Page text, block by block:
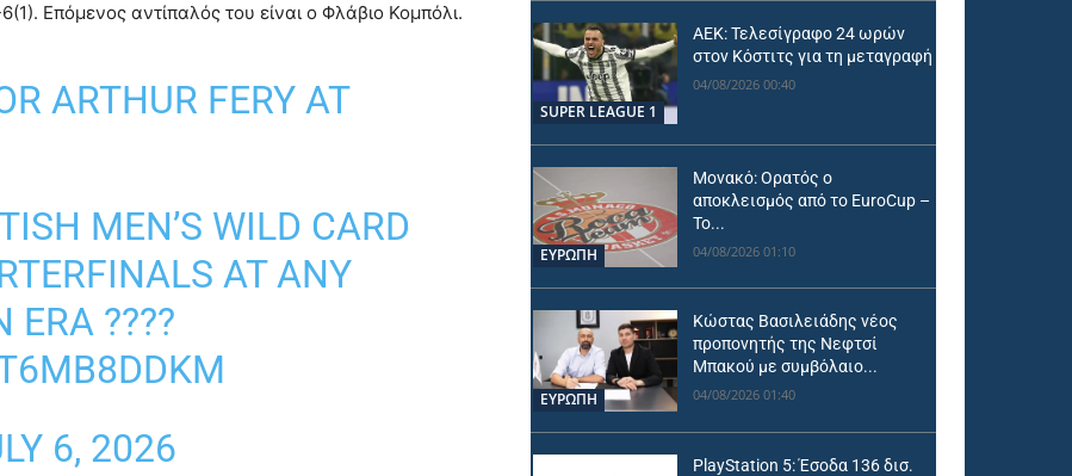
Επόμενος αντίπαλός του είναι ο Φλάβιο Κομπόλι.
ARTHUR FERY AT
MEN’S WILD CARD
AT ANY
ERA ????
6, 2026
SUPER LEAGUE 1
ΑΕΚ: Τελεσίγραφο 24 ωρών
στον Κόστιτς για τη μεταγραφή
04/08/2026 00:40
ΕΥΡΩΠΗ
Μονακό: Ορατός ο
αποκλεισμός από το EuroCup –
Το...
04/08/2026 01:10
ΕΥΡΩΠΗ
Κώστας Βασιλειάδης νέος
προπονητής της Νεφτσί
Μπακού με συμβόλαιο...
04/08/2026 01:40
PlayStation 5: Έσοδα 136 δισ.